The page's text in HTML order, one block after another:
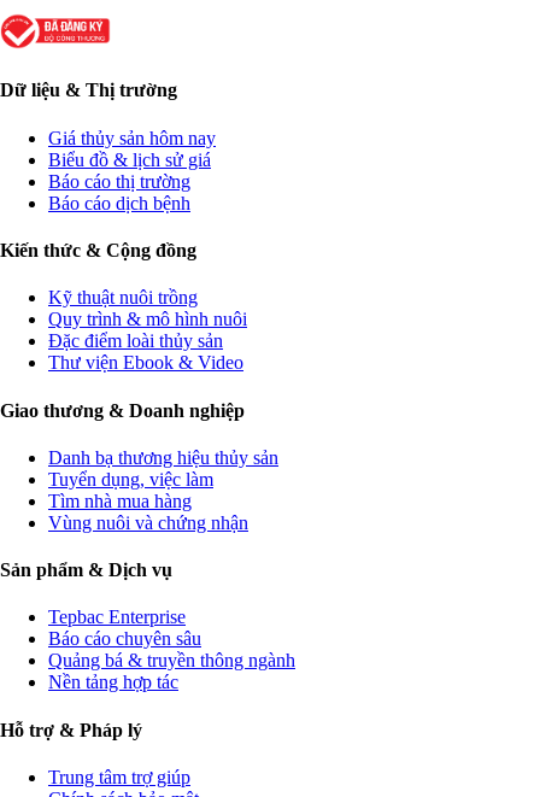
Dữ liệu & Thị trường
Giá thủy sản hôm nay
Biểu đồ & lịch sử giá
Báo cáo thị trường
Báo cáo dịch bệnh
Kiến thức & Cộng đồng
Kỹ thuật nuôi trồng
Quy trình & mô hình nuôi
Đặc điểm loài thủy sản
Thư viện Ebook & Video
Giao thương & Doanh nghiệp
Danh bạ thương hiệu thủy sản
Tuyển dụng, việc làm
Tìm nhà mua hàng
Vùng nuôi và chứng nhận
Sản phẩm & Dịch vụ
Tepbac Enterprise
Báo cáo chuyên sâu
Quảng bá & truyền thông ngành
Nền tảng hợp tác
Hỗ trợ & Pháp lý
Trung tâm trợ giúp